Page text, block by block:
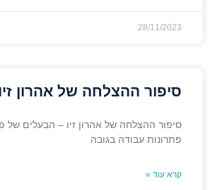
28/11/2023
סיפור ההצלחה של אהרון
סיפור ההצלחה של אהרון זיו – הבעלים של
פתרונות עבודה בגובה
קרא עוד »